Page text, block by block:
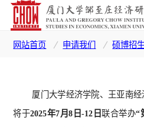
网站首页 申请我们 硕博招生
厦门大学经济学院、王亚南
将于2025年7月8日-12日联合举办“